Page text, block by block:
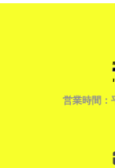
営業時間